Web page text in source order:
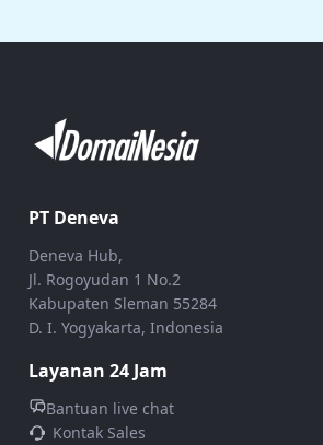
PT Deneva
Deneva Hub,
Jl. Rogoyudan 1 No.2
Kabupaten Sleman 55284
D. I. Yogyakarta, Indonesia
Layanan 24 Jam
Bantuan live chat
Kontak Sales